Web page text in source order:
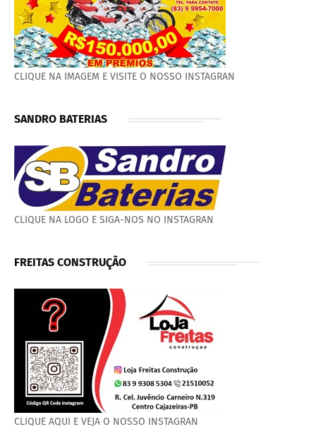
CLIQUE NA IMAGEM E VISITE O NOSSO INSTAGRAN
SANDRO BATERIAS
CLIQUE NA LOGO E SIGA-NOS NO INSTAGRAN
FREITAS CONSTRUÇÃO
CLIQUE AQUI E VEJA O NOSSO INSTAGRAN